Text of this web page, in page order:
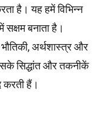
है। यह हमें विभिन्न
बनाता है।
अर्थशास्त्र और
सिद्धांत और तकनीकें
हैं।